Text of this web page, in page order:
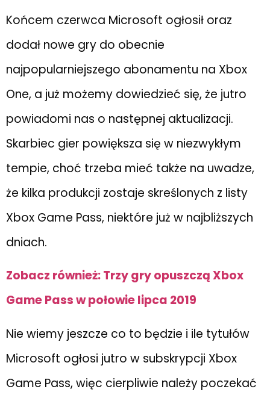
Końcem czerwca Microsoft ogłosił oraz
dodał nowe gry do obecnie
najpopularniejszego abonamentu na Xbox
One, a już możemy dowiedzieć się, że jutro
powiadomi nas o następnej aktualizacji.
Skarbiec gier powiększa się w niezwykłym
tempie, choć trzeba mieć także na uwadze,
że kilka produkcji zostaje skreślonych z listy
Xbox Game Pass, niektóre już w najbliższych
dniach.
Zobacz również: Trzy gry opuszczą Xbox
Game Pass w połowie lipca 2019
Nie wiemy jeszcze co to będzie i ile tytułów
Microsoft ogłosi jutro w subskrypcji Xbox
Game Pass, więc cierpliwie należy poczekać